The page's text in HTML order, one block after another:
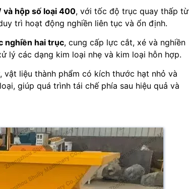
và hộp số loại 400, với tốc độ trục quay thấp từ
trì hoạt động nghiền liên tục và ổn định.
nghiền hai trục, cung cấp lực cắt, xé và nghiền
lý các dạng kim loại nhẹ và kim loại hỗn hợp.
, vật liệu thành phẩm có kích thước hạt nhỏ và
giúp quá trình tái chế phía sau hiệu quả và